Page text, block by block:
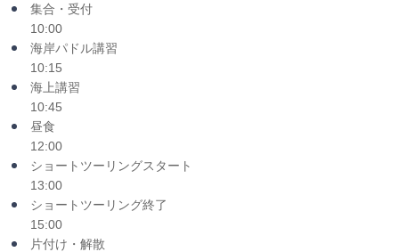
集合・受付
10:00
海岸パドル講習
10:15
海上講習
10:45
昼食
12:00
ショートツーリングスタート
13:00
ショートツーリング終了
15:00
片付け・解散